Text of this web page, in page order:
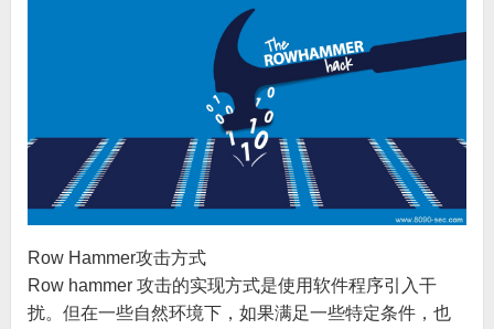
Row Hammer攻击方式
Row hammer 攻击的实现方式是使用软件程序引入干
扰。但在一些自然环境下，如果满足一些特定条件，也